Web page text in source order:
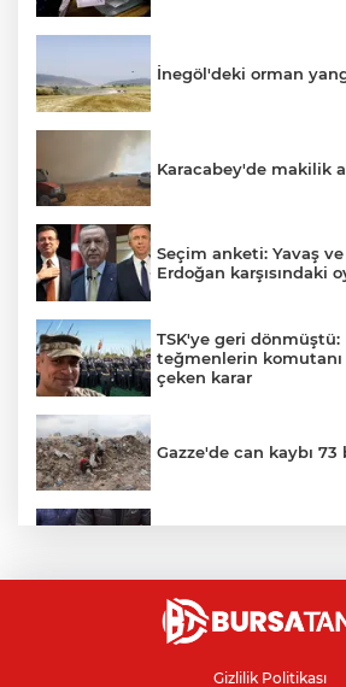
İnegöl'deki orman
Karacabey'de makilik
Seçim anketi: Yavaş
Erdoğan karşısındaki
TSK'ye geri dönmüştü:
teğmenlerin komutanı
çeken karar
Gazze'de can kaybı
Bursa'da alevlere
kül oldu
Gizlilik Politikası